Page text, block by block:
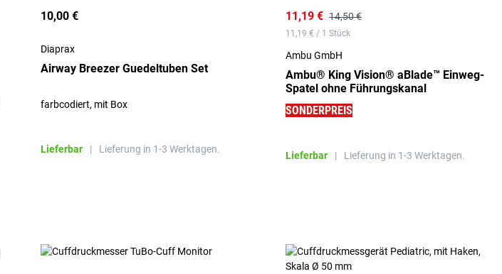
10,00 €
Diaprax
Airway Breezer Guedeltuben Set
farbcodiert, mit Box
Lieferbar | Lieferung in 1-3 Werktagen.
11,19 € 14,50 €
11,19 € / 1 Stück
Ambu GmbH
Ambu® King Vision® aBlade™ Einweg-
Spatel ohne Führungskanal
SONDERPREIS
Lieferbar | Lieferung in 1-3 Werktagen.